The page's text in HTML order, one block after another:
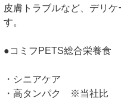
皮膚トラブルなど、デリ
す。
●コミフPETS総合栄養食
・シニアケア
・高タンパク ※当社比